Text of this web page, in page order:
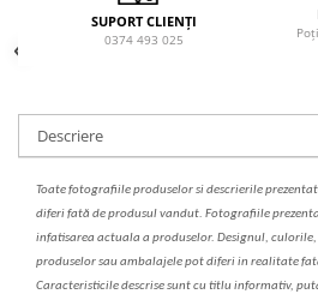
SUPORT CLIENȚI
0374 493 025
Descriere
Toate fotografiile produselorsidescrierile
diferi fată de produsul vandut. Fotografiile
infatisarea actuala a produselor. Designul,
produselor sau ambalajele pot diferi in realitate fa
Caracteristicile descrise sunt cu titlu informativ, put